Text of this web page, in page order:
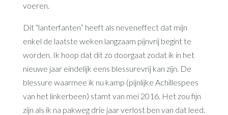
voeren.
Dit “lanterfanten” heeft als neveneffect dat mijn
enkel de laatste weken langzaam pijnvrij begint te
worden. Ik hoop dat dit zo doorgaat zodat ik in het
nieuwe jaar eindelijk eens blessurevrij kan zijn. De
blessure waarmee ik nu kamp (pijnlijke Achillespees
van het linkerbeen) stamt van mei 2016. Het zou fijn
zijn als ik na pakweg drie jaar verlost ben van dat leed.